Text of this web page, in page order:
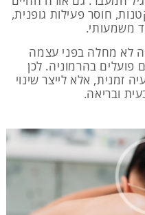
חוסר פעילות גופנית,
משמעותי.
לא מחלה בפני עצמה
פועלים בהרמוניה. לכן
זמנית, אלא לייצר שינוי
ובריאה.